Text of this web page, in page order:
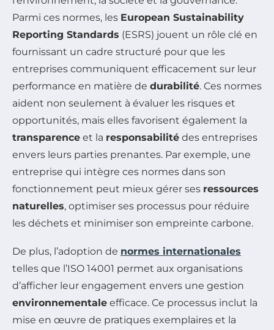
Parmi ces normes, les European Sustainability
Reporting Standards (ESRS) jouent un rôle clé en
fournissant un cadre structuré pour que les
entreprises communiquent efficacement sur leur
performance en matière de durabilité. Ces normes
aident non seulement à évaluer les risques et
opportunités, mais elles favorisent également la
transparence et la responsabilité des entreprises
envers leurs parties prenantes. Par exemple, une
entreprise qui intègre ces normes dans son
fonctionnement peut mieux gérer ses ressources
naturelles, optimiser ses processus pour réduire
les déchets et minimiser son empreinte carbone.
De plus, l’adoption de normes internationales
telles que l’ISO 14001 permet aux organisations
d’afficher leur engagement envers une gestion
environnementale efficace. Ce processus inclut la
mise en œuvre de pratiques exemplaires et la